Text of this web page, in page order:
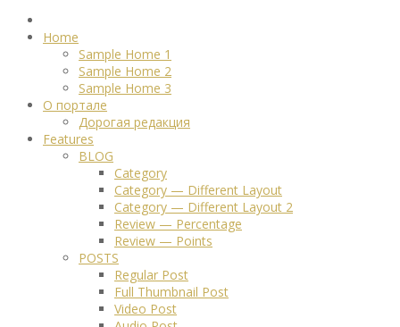
Home
Sample Home 1
Sample Home 2
Sample Home 3
О портале
Дорогая редакция
Features
BLOG
Category
Category — Different Layout
Category — Different Layout 2
Review — Percentage
Review — Points
POSTS
Regular Post
Full Thumbnail Post
Video Post